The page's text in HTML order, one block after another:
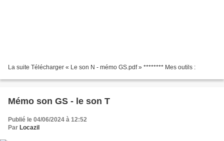
La suite Télécharger « Le son N - mémo GS.pdf » ******** Mes outils :
Mémo son GS - le son T
Publié le 04/06/2024 à 12:52
Par Locazil